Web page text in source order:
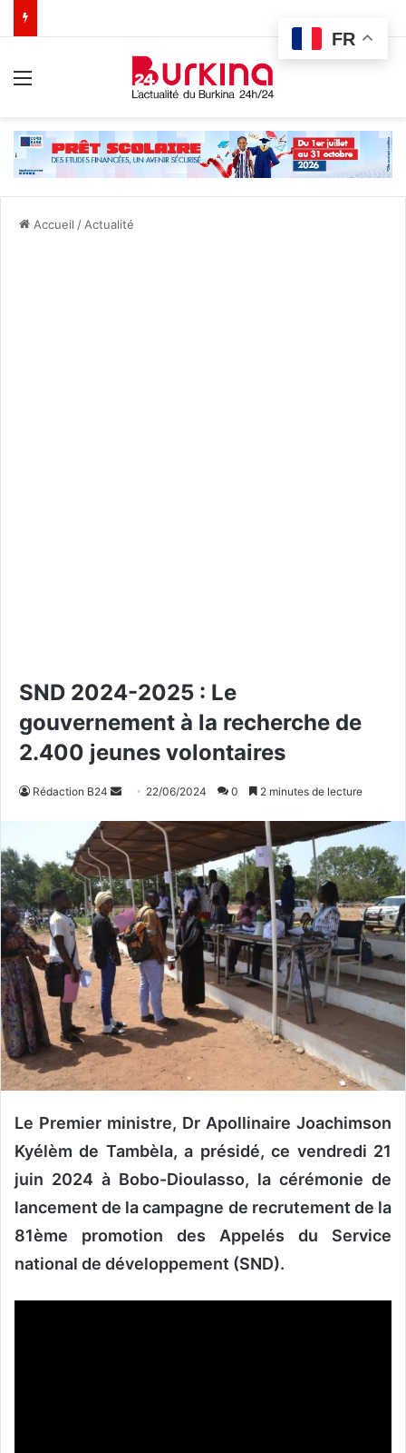
Accueil / Actualité
SND 2024-2025 : Le
gouvernement à la recherche de
2.400 jeunes volontaires
Rédaction B24
v
o
y
e
u
n
u
r
e
22/06/2024 0 2 minutes de lecture
Le Premier ministre, Dr Apollinaire Joachimson
Kyélèm de Tambèla, a présidé, ce vendredi 21
juin 2024 à Bobo-Dioulasso, la cérémonie de
lancement de la campagne de recrutement de la
81ème promotion des Appelés du Service
national de développement (SND).
FR